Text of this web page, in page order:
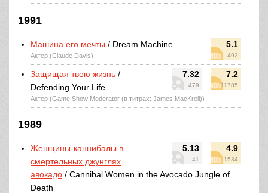
1991
5.1
492
Машина его мечты / Dream Machine
Актер (Claude Davis)
7.32
479
7.2
11785
Защищая твою жизнь /
Defending Your Life
Актер (Game Show Moderator (в титрах: James MacKrell))
1989
5.13
41
4.9
1534
Женщины-каннибалы в
смертельных джунглях
авокадо / Cannibal Women in the Avocado Jungle of
Death